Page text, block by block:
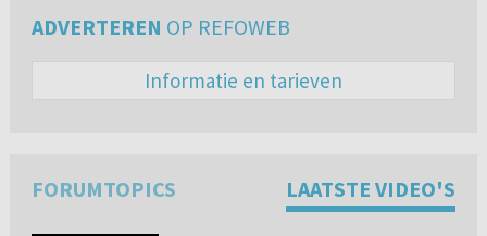
ADVERTEREN OP REFOWEB
Informatie en tarieven
FORUMTOPICS LAATSTE VIDEO'S